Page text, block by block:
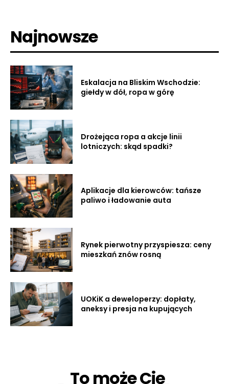
Najnowsze
Eskalacja na Bliskim Wschodzie:
giełdy w dół, ropa w górę
Drożejąca ropa a akcje linii
lotniczych: skąd spadki?
Aplikacje dla kierowców: tańsze
paliwo i ładowanie auta
Rynek pierwotny przyspiesza: ceny
mieszkań znów rosną
UOKiK a deweloperzy: dopłaty,
aneksy i presja na kupujących
To może Cię